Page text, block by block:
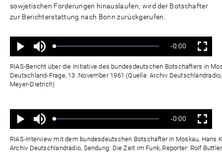
sowjetischen Forderungen hinauslaufen, wird der Botschafter
zur Berichterstattung nach Bonn zurückgerufen.
Wiedergabe
Ton
aus
Geladen:
Status:
Verbleibende
Zeit
-0:00 Vollbild
RIAS-Bericht über die Initiative des bundesdeutschen Botschafters in
Deutschland-Frage, 13. November 1961 (Quelle: Archiv
Meyer-Dietrich)
Wiedergabe
Ton
aus
Geladen:
Status:
Verbleibende
Zeit
-0:00 Vollbild
RIAS-Interview mit dem bundesdeutschen Botschafter in Moskau, Hans
Archiv Deutschlandradio, Sendung: Die Zeit im Funk, Reporter: Rolf